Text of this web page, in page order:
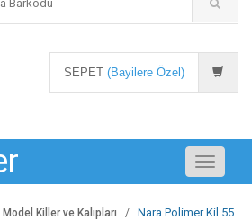
SEPET (Bayilere Özel)
Toggle
Model Killer ve Kalıpları
Nara Polimer Kil 55